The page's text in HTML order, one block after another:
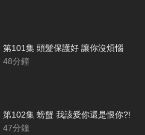
第101集 頭髮保護好 讓你沒煩惱
48分鐘
第102集 螃蟹 我該愛你還是恨你?!
47分鐘